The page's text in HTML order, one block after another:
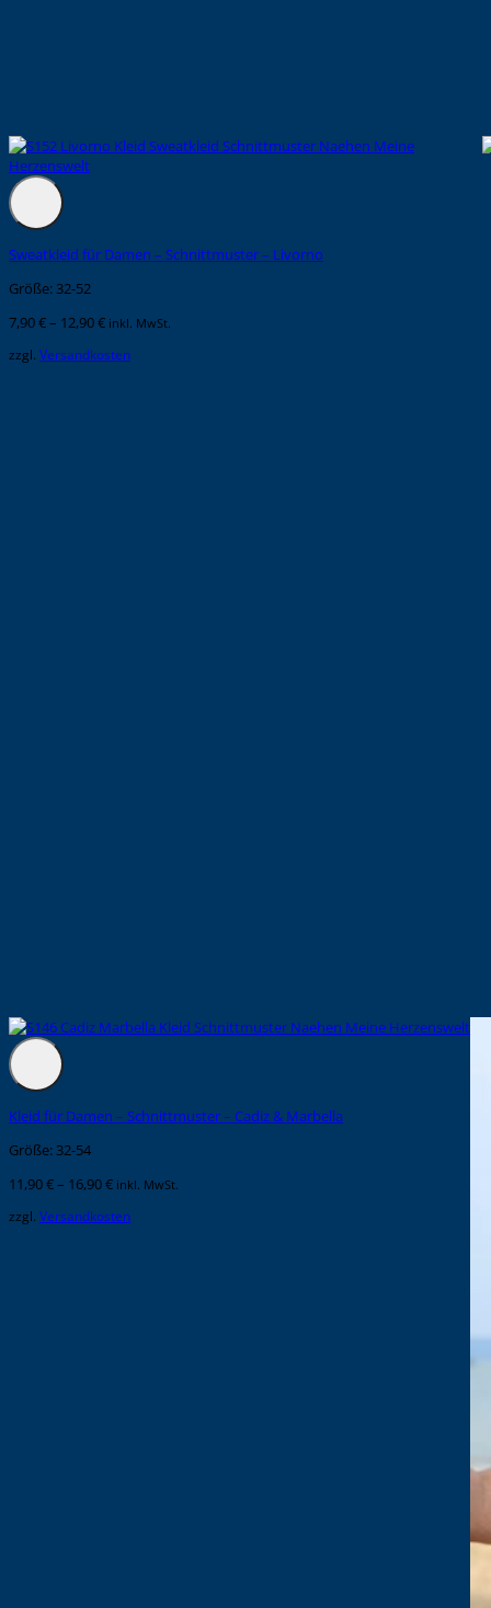
Sweatkleid für Damen – Schnittmuster – Livorno
Größe: 32-52
7,90€– 12,90€ inkl. MwSt.
zzgl. Versandkosten
Kleid für Damen – Schnittmuster – Cadiz & Marbella
Größe: 32-54
11,90€– 16,90€ inkl. MwSt.
zzgl. Versandkosten